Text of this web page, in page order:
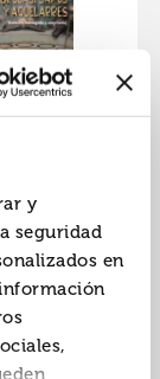
y
seguridad
en
sapos y
Martínez,
Pilar